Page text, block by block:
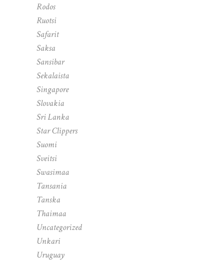
Rodos
Ruotsi
Safarit
Saksa
Sansibar
Sekalaista
Singapore
Slovakia
Sri Lanka
Star Clippers
Suomi
Sveitsi
Swasimaa
Tansania
Tanska
Thaimaa
Uncategorized
Unkari
Uruguay